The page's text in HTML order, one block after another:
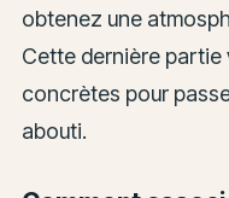
obtenez une
Cette dernière partie
concrètes pour
abouti.